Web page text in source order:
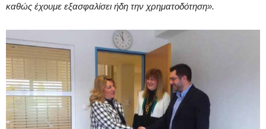
καθώς έχουμε εξασφαλίσει ήδη την χρηματοδότηση».